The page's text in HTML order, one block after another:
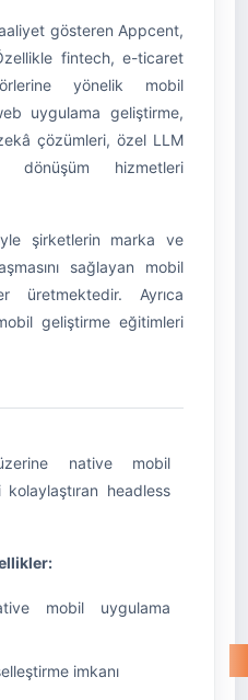
gösteren Appcent,
fintech, e-ticaret
yönelik mobil
uygulama geliştirme,
çözümleri, özel LLM
hizmetleri
şirketlerin marka ve
sağlayan mobil
üretmektedir. Ayrıca
geliştirme eğitimleri
native mobil
headless
mobil uygulama
imkanı